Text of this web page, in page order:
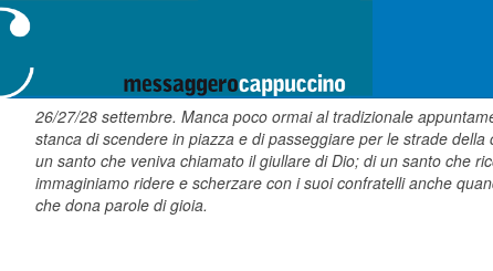
26/27/28 settembre. Manca poco ormai al tradizionale
stanca di scendere in piazza e di passeggiare per le strade
un santo che veniva chiamato il giullare di Dio; di un santo che
immaginiamo ridere e scherzare con i suoi confratelli anche
che dona parole di gioia.